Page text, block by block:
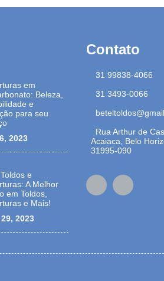
em
Beleza,
e
para seu
2023
e
A Melhor
em Toldos,
e Mais!
2023
Contato
31 99838-4066
31 3493-0066
Rua Arthur de
Acaiaca, Belo
31995-090